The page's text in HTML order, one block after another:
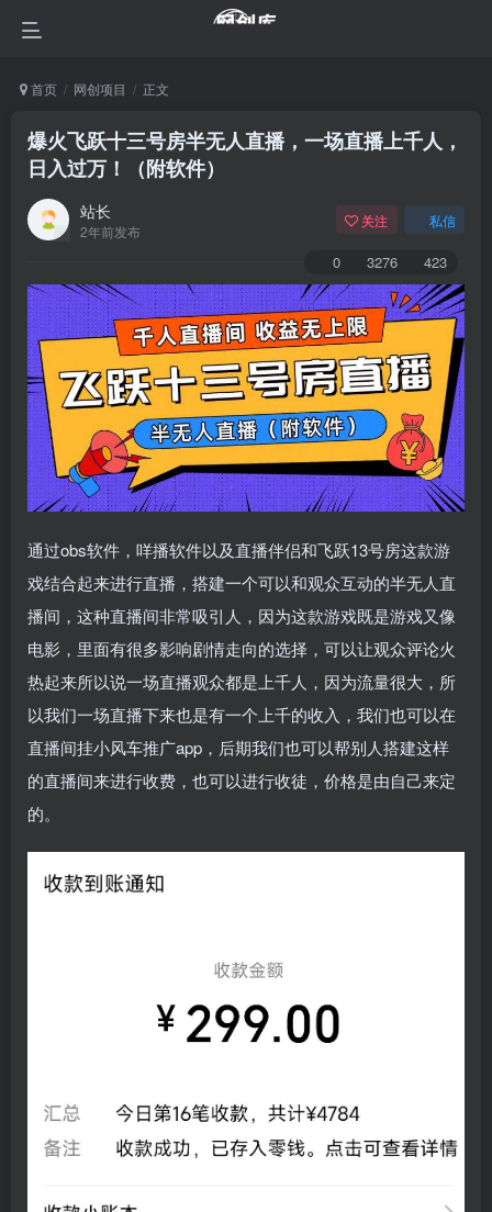
首页 网创项目 正文
爆火飞跃十三号房半无人直播，一场直播上千人，
日入过万！（附软件）
站长
2年前发布
关注 私信
0 3276 423
通过obs软件，咩播软件以及直播伴侣和飞跃13号房这款游
戏结合起来进行直播，搭建一个可以和观众互动的半无人直
播间，这种直播间非常吸引人，因为这款游戏既是游戏又像
电影，里面有很多影响剧情走向的选择，可以让观众评论火
热起来所以说一场直播观众都是上千人，因为流量很大，所
以我们一场直播下来也是有一个上千的收入，我们也可以在
直播间挂小风车推广app，后期我们也可以帮别人搭建这样
的直播间来进行收费，也可以进行收徒，价格是由自己来定
的。